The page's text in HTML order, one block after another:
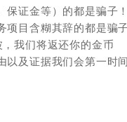
证金等）的都是骗子！
目含糊其辞的都是骗子
我们将返还你的金币
及证据我们会第一时间